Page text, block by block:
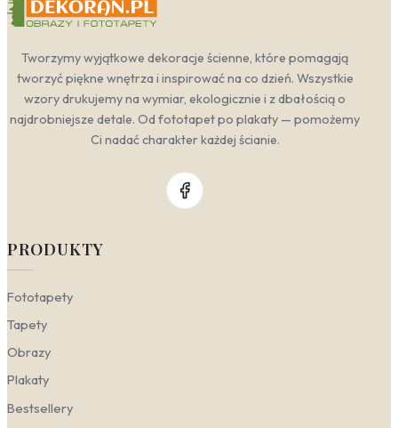
Tworzymy wyjątkowe dekoracje ścienne, które pomagają
tworzyć piękne wnętrza i inspirować na co dzień. Wszystkie
wzory drukujemy na wymiar, ekologicznie i z dbałością o
najdrobniejsze detale. Od fototapet po plakaty — pomożemy
Ci nadać charakter każdej ścianie.
PRODUKTY
Fototapety
Tapety
Obrazy
Plakaty
Bestsellery